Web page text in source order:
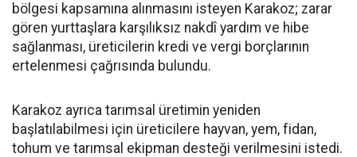
bölgesi kapsamına alınmasını isteyen Karakoz; zarar
gören yurttaşlara karşılıksız nakdî yardım ve hibe
sağlanması, üreticilerin kredi ve vergi borçlarının
ertelenmesi çağrısında bulundu.
Karakoz ayrıca tarımsal üretimin yeniden
başlatılabilmesi için üreticilere hayvan, yem, fidan,
tohum ve tarımsal ekipman desteği verilmesini istedi.